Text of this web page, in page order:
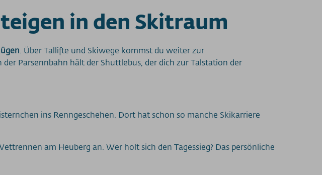
in den Skitraum
. Über Tallifte und Skiwege kommst du weiter zur
Parsennbahn hält der Shuttlebus, der dich zur Talstation der
ins Renngeschehen. Dort hat schon so manche Skikarriere
am Heuberg an. Wer holt sich den Tagessieg? Das persönliche